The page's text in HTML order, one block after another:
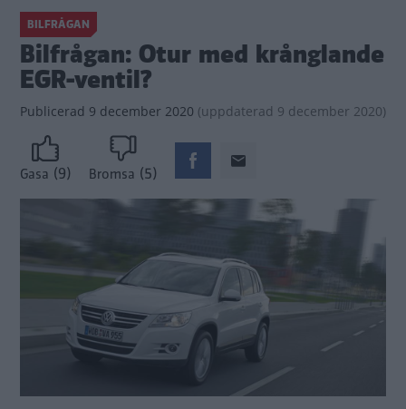
BILFRÅGAN
Bilfrågan: Otur med krånglande
EGR-ventil?
Publicerad 9 december 2020 (uppdaterad 9 december 2020)
Gasa (9) Bromsa (5)